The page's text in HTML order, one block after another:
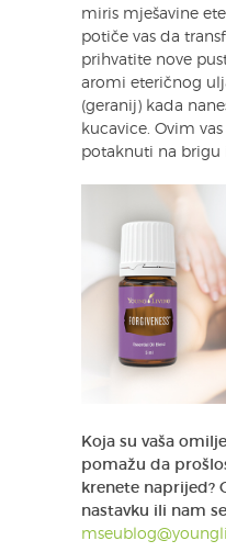
miris mješavine
potiče vas da
prihvatite nove
aromi eteričnog
(geranij) kada
kucavice. Ovim
potaknuti na brigu
Koja su vaša
pomažu da
krenete naprijed?
nastavku ili nam